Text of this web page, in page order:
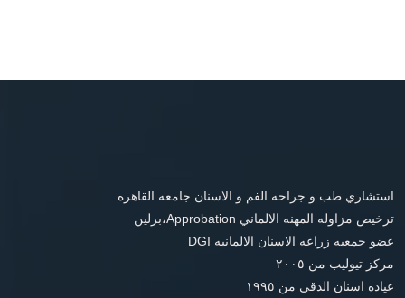
استشاري طب و جراحه الفم و الاسنان جامعه القاهره
ترخيص مزاوله المهنه الالماني Approbation،برلين
عضو جمعيه زراعه الاسنان الالمانيه DGI
مركز تيوليب من ٢٠٠٥
عياده اسنان الدقي من ١٩٩٥